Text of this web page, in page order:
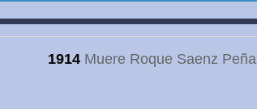
1914Muere Roque Saenz Peña